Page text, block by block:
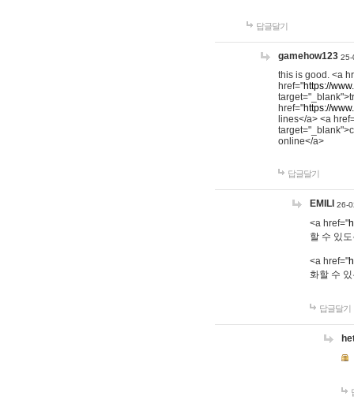
답글달기
gamehow123 25-
this is good. <a
href="https://
href="https://
lines</a> <a
online</a>
답글달기
EMILI 26-
<a href="
할 수 있
<a href="
화할 수
답글달기